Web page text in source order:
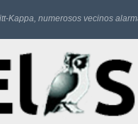
Kappa, numerosos vecinos